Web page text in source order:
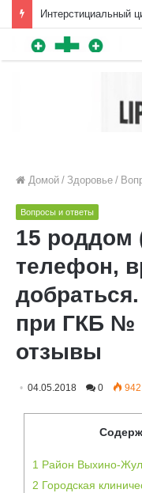
Домой / Здоровье /
Вопросы и ответы
15 роддом
телефон,
при ГКБ №
отзывы
04.05.2018 0 942
1 Район Выхино-
2 Городская